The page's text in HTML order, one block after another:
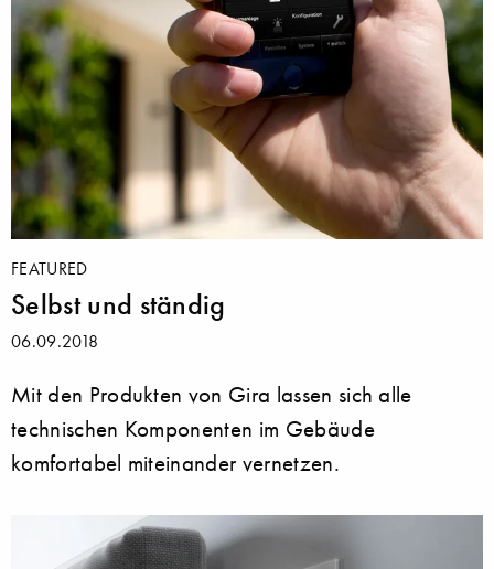
FEATURED
Selbst und ständig
06.09.2018
Mit den Produkten von Gira lassen sich alle
technischen Komponenten im Gebäude
komfortabel miteinander vernetzen.